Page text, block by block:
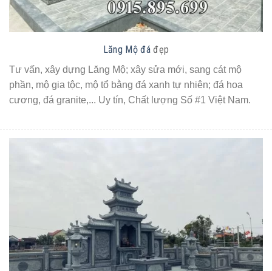
Lăng Mộ đáđẹp
Tư vấn, xây dựng Lăng Mộ; xây sửa mới, sang cát mộ
phần, mộ gia tộc, mộ tổ bằng đá xanh tự nhiên; đá hoa
cương, đá granite,... Uy tín, Chất lượng Số #1 Việt Nam.